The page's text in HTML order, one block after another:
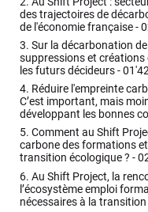
des trajectoires de
de l'économie française -
3. Sur la décarbonation
suppressions et créations
les futurs décideurs -
4. Réduire l'empreinte
C’est important, mais
développant les bonnes
5. Comment au Shift
carbone des formations
transition écologique ? -
6. Au Shift Project, la
l’écosystème emploi
nécessaires à la